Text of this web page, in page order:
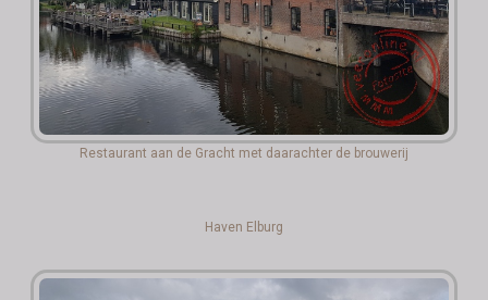
Restaurant aan de Gracht met daarachter de brouwerij
Haven Elburg